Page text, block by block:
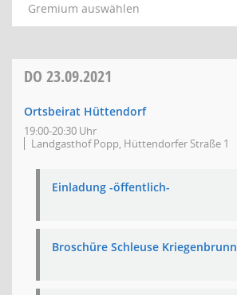
Gremium auswählen
DO 23.09.2021
Ortsbeirat Hüttendorf
19:00-20:30 Uhr
Landgasthof Popp, Hüttendorfer Straße 1
Einladung -öffentlich-
Broschüre Schleuse Kriegenbrunn